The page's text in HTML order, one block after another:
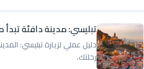
تبليسي: مدينة دافئة تبدأ
دليل عملي لزيارة تبليسي:
رحلتك.